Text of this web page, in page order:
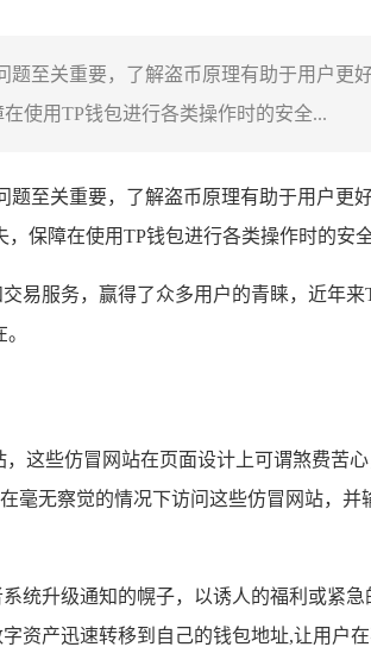
至关重要，了解盗币原理有助于用户更
使用TP钱包进行各类操作时的安全...
至关重要，了解盗币原理有助于用户更
保障在使用TP钱包进行各类操作时的安
易服务，赢得了众多用户的青睐，近年来
这些仿冒网站在页面设计上可谓煞费苦
无察觉的情况下访问这些仿冒网站，并
统升级通知的幌子，以诱人的福利或紧
资产迅速转移到自己的钱包地址,让用户